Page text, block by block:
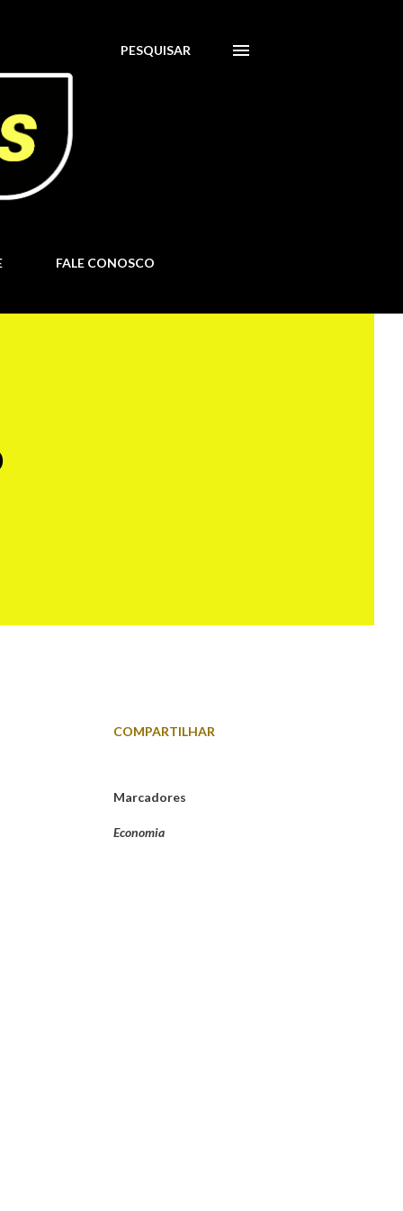
PESQUISAR
FALE CONOSCO
COMPARTILHAR
Marcadores
Economia